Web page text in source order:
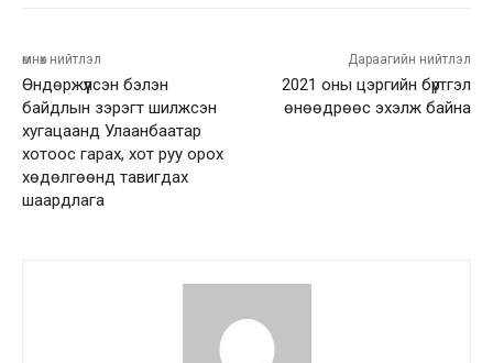
өмнөх нийтлэл
Өндөржүүлсэн бэлэн
байдлын зэрэгт шилжсэн
хугацаанд Улаанбаатар
хотоос гарах, хот руу орох
хөдөлгөөнд тавигдах
шаардлага
Дараагийн нийтлэл
2021 оны цэргийн бүртгэл
өнөөдрөөс эхэлж байна